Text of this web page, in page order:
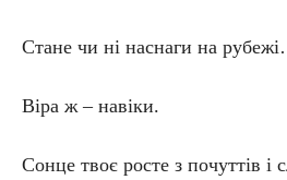
Стане чи ні наснаги на
Віра ж – навіки.
Сонце твоє росте з почуттів і